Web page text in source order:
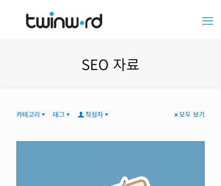
SEO 자료
카테고리 태그 작성자 모두 보기